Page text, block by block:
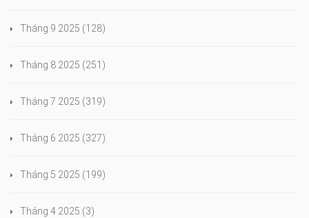
Tháng 9 2025 (128)
Tháng 8 2025 (251)
Tháng 7 2025 (319)
Tháng 6 2025 (327)
Tháng 5 2025 (199)
Tháng 4 2025 (3)